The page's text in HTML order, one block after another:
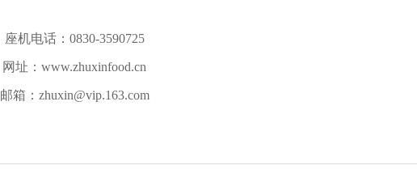
座机电话：0830-3590725
网址：www.zhuxinfood.cn
邮箱：zhuxin@vip.163.com